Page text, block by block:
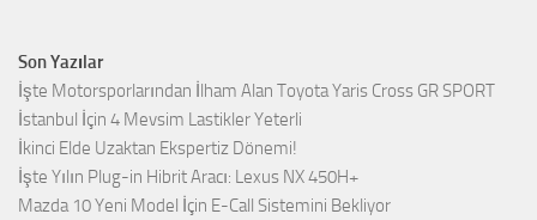
Son Yazılar
İşte Motorsporlarından İlham Alan Toyota Yaris Cross GR SPORT
İstanbul İçin 4 Mevsim Lastikler Yeterli
İkinci Elde Uzaktan Ekspertiz Dönemi!
İşte Yılın Plug-in Hibrit Aracı: Lexus NX 450H+
Mazda 10 Yeni Model İçin E-Call Sistemini Bekliyor